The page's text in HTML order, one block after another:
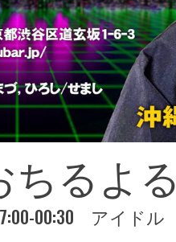
ちるよる
00:30 アイドル